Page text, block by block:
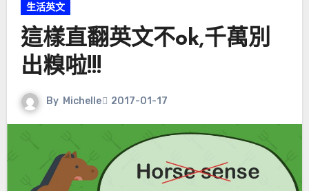
生活英文
這樣直翻英文不ok,千萬別
出糗啦!!!
By Michelle 2017-01-17